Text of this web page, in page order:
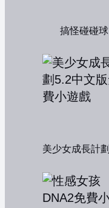
搞怪碰碰球